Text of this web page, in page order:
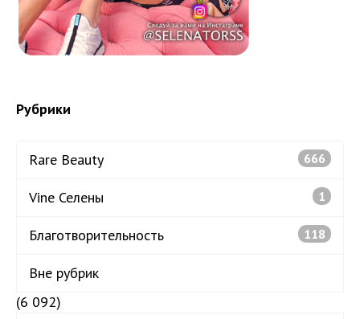
Рубрики
Rare Beauty 666
Vine Селены 1
Благотворительность 118
Вне рубрик
(6 092)